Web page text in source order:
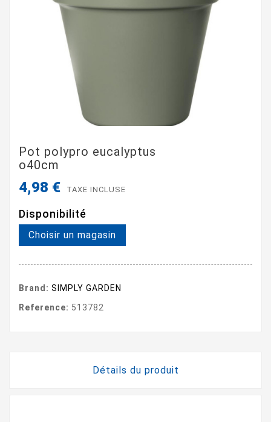
Pot polypro eucalyptus
o40cm
4,98 € TAXE INCLUSE
Disponibilité
Choisir un magasin
Brand: SIMPLY GARDEN
Reference: 513782
Détails du produit